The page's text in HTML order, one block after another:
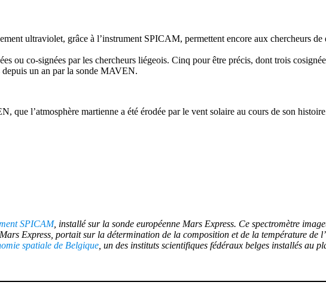
ultraviolet, grâce à l’instrument SPICAM, permettent encore aux chercheurs
ou co-signées par les chercheurs liégeois. Cinq pour être précis, dont trois
depuis un an par la sonde MAVEN.
que l’atmosphère martienne a été érodée par le vent solaire au cours de son
SPICAM, installé sur la sonde européenne Mars Express. Ce spectromètre
Express, portait sur la détermination de la composition et de la température de
spatiale de Belgique , un des instituts scientifiques fédéraux belges installés au